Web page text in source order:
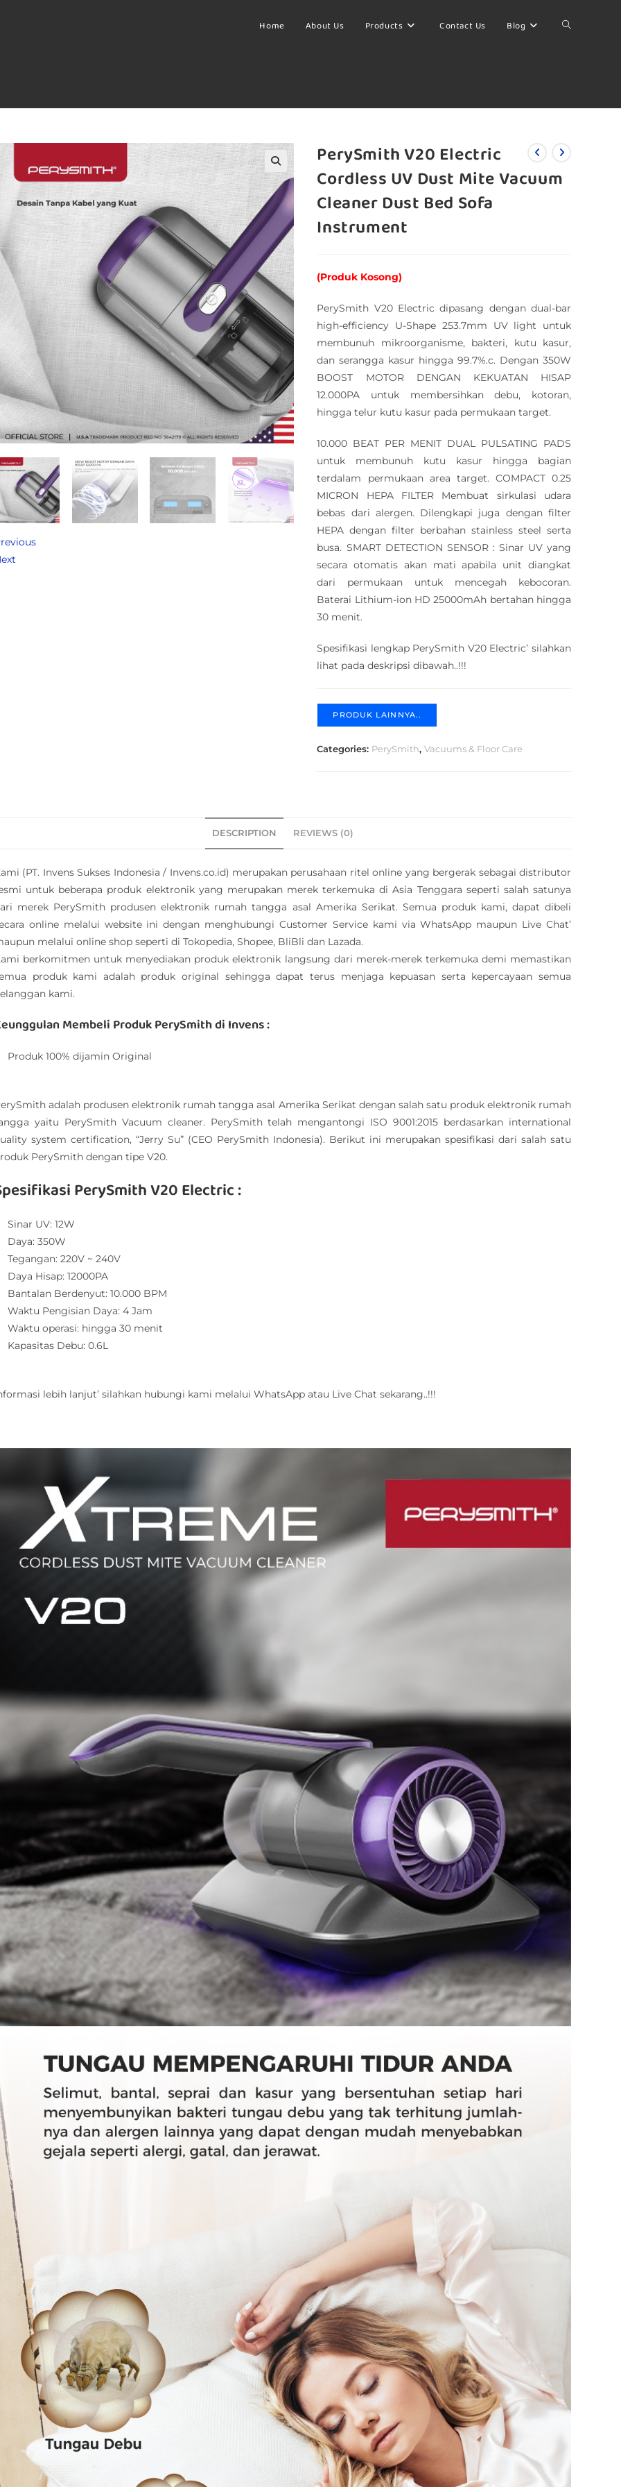
Home About Us Products Contact Us Blog
PerySmith V20 Electric
Cordless UV Dust Mite Vacuum
Cleaner Dust Bed Sofa
Instrument
(Produk Kosong)
PerySmith V20 Electric dipasang dengan dual-bar
high-efficiency U-Shape 253.7mm UV light untuk
membunuh mikroorganisme, bakteri, kutu kasur,
dan serangga kasur hingga 99.7%.c. Dengan 350W
BOOST MOTOR DENGAN KEKUATAN HISAP
12.000PA untuk membersihkan debu, kotoran,
hingga telur kutu kasur pada permukaan target.
10.000 BEAT PER MENIT DUAL PULSATING PADS
untuk membunuh kutu kasur hingga bagian
terdalam permukaan area target. COMPACT 0.25
MICRON HEPA FILTER Membuat sirkulasi udara
bebas dari alergen. Dilengkapi juga dengan filter
HEPA dengan filter berbahan stainless steel serta
busa. SMART DETECTION SENSOR : Sinar UV yang
secara otomatis akan mati apabila unit diangkat
dari permukaan untuk mencegah kebocoran.
Baterai Lithium-ion HD 25000mAh bertahan hingga
30 menit.
Spesifikasi lengkap PerySmith V20 Electric’ silahkan
lihat pada deskripsi dibawah..!!!
PRODUK LAINNYA..
Categories: PerySmith,Vacuums & Floor Care
DESCRIPTION REVIEWS (0)
(PT. Invens Sukses Indonesia / Invens.co.id) merupakan perusahaan ritel online yang bergerak sebagai distributor
untuk beberapa produk elektronik yang merupakan merek terkemuka di Asia Tenggara seperti salah satunya
merek PerySmith produsen elektronik rumah tangga asal Amerika Serikat. Semua produk kami, dapat dibeli
online melalui website ini dengan menghubungi Customer Service kami viaWhatsApp maupun Live Chat’
melalui online shop seperti di Tokopedia, Shopee, BliBli dan Lazada.
berkomitmen untuk menyediakan produk elektronik langsung dari merek-merek terkemuka demi memastikan
produk kami adalah produk original sehingga dapat terus menjaga kepuasan serta kepercayaan semua
kami.
Membeli Produk PerySmith di Invens :
Produk 100% dijamin Original
adalah produsen elektronik rumah tangga asal Amerika Serikat dengan salah satu produk elektronik rumah
yaitu PerySmith Vacuum cleaner. PerySmith telah mengantongi ISO 9001:2015 berdasarkan international
system certification, “Jerry Su” (CEO PerySmith Indonesia). Berikut ini merupakan spesifikasi dari salah satu
PerySmith dengan tipe V20.
PerySmith V20 Electric :
Sinar UV: 12W
Daya: 350W
Tegangan: 220V ~ 240V
Daya Hisap: 12000PA
Bantalan Berdenyut: 10.000 BPM
Waktu Pengisian Daya: 4 Jam
Waktu operasi: hingga 30 menit
Kapasitas Debu: 0.6L
lebih lanjut’ silahkan hubungi kami melalui WhatsApp atau Live Chat sekarang..!!!